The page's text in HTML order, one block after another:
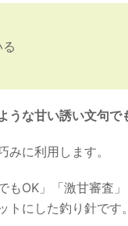
な甘い誘い文句で
に利用します。
もOK」「激甘審査
にした釣り針です。